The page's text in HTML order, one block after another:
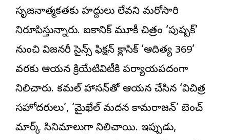
సృజనాత్మకతకు హద్దులు లేవని మరోసారి
నిరూపిస్తున్నారు. ఐకానిక్ మూకీ చిత్రం ‘పుష్పక్’
నుంచి విజనరీ సైన్స్ ఫిక్షన్ క్లాసిక్ ‘ఆదిత్య 369’
వరకు ఆయన క్రియేటివిటీకి పర్యాయపదంగా
నిలిచారు. కమల్ హాసన్‌తో ఆయన చేసిన ‘విచిత్ర
సహోదరులు’, ‘మైఖేల్ మదన కామరాజన్’ బెంచ్
మార్క్ సినిమాలుగా నిలిచాయి. ఇప్పుడు,